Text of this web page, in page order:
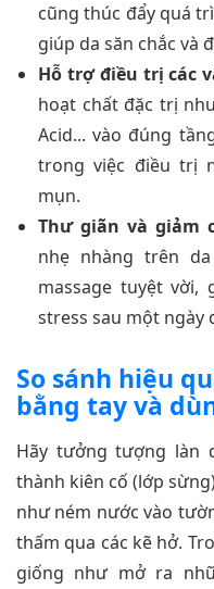
cũng thúc đẩy quá
giúp da săn chắc và
Hỗ trợ điều trị các
hoạt chất đặc trị
Acid... vào đúng
trong việc điều trị
mụn.
Thư giãn và giảm
nhẹ nhàng trên
massage tuyệt
stress sau một ngày
So sánh hiệu
bằng tay và
Hãy tưởng tượng làn
thành kiên cố (lớp
như ném nước vào
thấm qua các kẽ hở.
giống như mở ra